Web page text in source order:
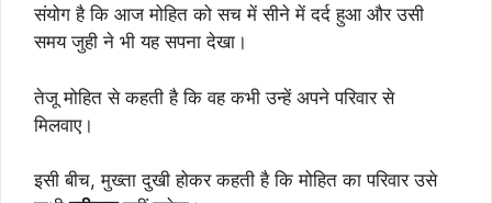
संयोग है कि आज मोहित को सच में सीने में दर्द हुआ और उसी
समय जुही ने भी यह सपना देखा।
तेजू मोहित से कहती है कि वह कभी उन्हें अपने परिवार से
मिलवाए।
इसी बीच, मुख्ता दुखी होकर कहती है कि मोहित का परिवार उसे